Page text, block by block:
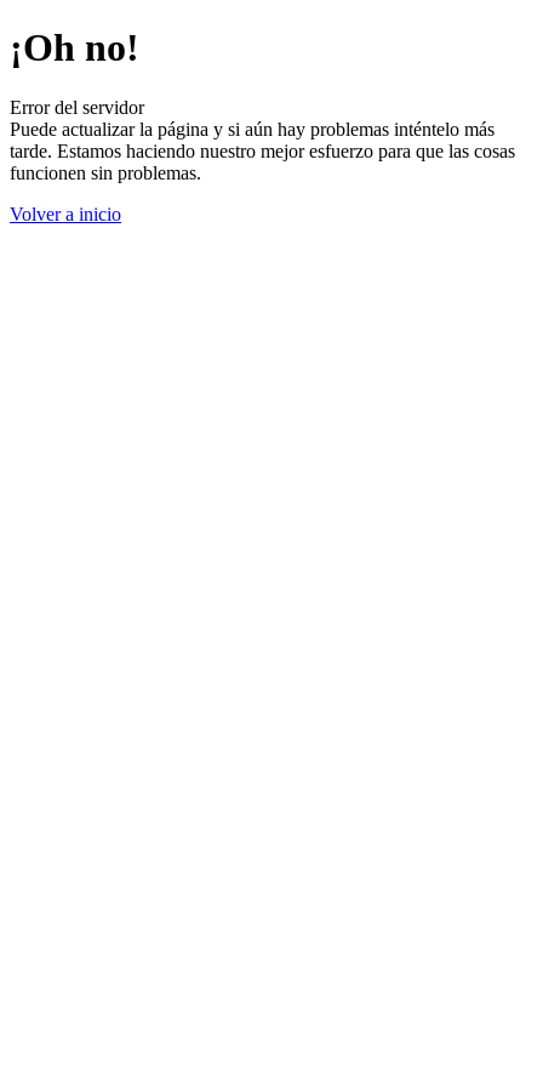
¡Oh no!
Error del servidor
Puede actualizar la página y si aún hay problemas inténtelo más
tarde. Estamos haciendo nuestro mejor esfuerzo para que las cosas
funcionen sin problemas.
Volver a inicio